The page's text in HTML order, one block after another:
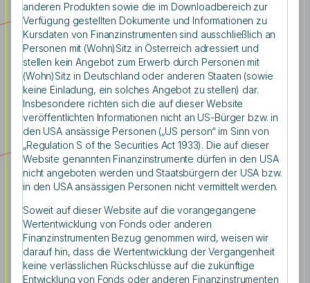
Intelligente Risikosteuerung
Mit einem Fokus auf konsequenter
Quantifizierung unserer Risikopositionen auf
Basis von Conditional Value-at-Risk und
Wertsicherungsstrategien verfolgen wir einen
umfassenden Risikomanagementansatz.
Während der Conditional Value-at-Risk
potenzielle Verluste in Stresssituationen
anderen Produkten sowie die im Downloadbereich zur
Verfügung gestellten Dokumente und Informationen zu
Kursdaten von Finanzinstrumenten sind ausschließlich an
Personen mit (Wohn)Sitz in Österreich adressiert und
stellen kein Angebot zum Erwerb durch Personen mit
(Wohn)Sitz in Deutschland oder anderen Staaten (sowie
keine Einladung, ein solches Angebot zu stellen) dar.
Insbesondere richten sich die auf dieser Website
veröffentlichten Informationen nicht an US-Bürger bzw. in
den USA ansässige Personen („US person“ im Sinn von
„Regulation S of the Securities Act 1933). Die auf dieser
Website genannten Finanzinstrumente dürfen in den USA
nicht angeboten werden und Staatsbürgern der USA bzw.
in den USA ansässigen Personen nicht vermittelt werden.
Soweit auf dieser Website auf die vorangegangene
Wertentwicklung von Fonds oder anderen
Finanzinstrumenten Bezug genommen wird, weisen wir
darauf hin, dass die Wertentwicklung der Vergangenheit
keine verlässlichen Rückschlüsse auf die zukünftige
Entwicklung von Fonds oder anderen Finanzinstrumenten